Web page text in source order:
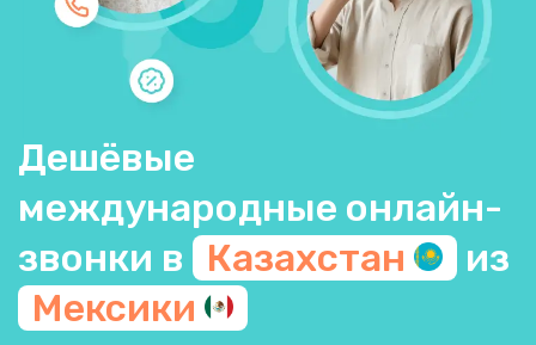
Дешёвые
международные онлайн-
звонки в
Казахстан
из
Мексики